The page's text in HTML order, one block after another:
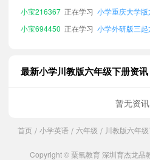
小宝216367 正在学习 小学重庆大学
小宝694450 正在学习 小学外研版三
小宝378622 正在学习 小学广州教科版
小宝253890 正在学习
小学陕旅版六年
最新小学川教版六年级下册资讯
暂无资
首页 / 小学英语 / 六年级 / 川教版六年
Copyright © 粟氧教育 深圳育杰龙品